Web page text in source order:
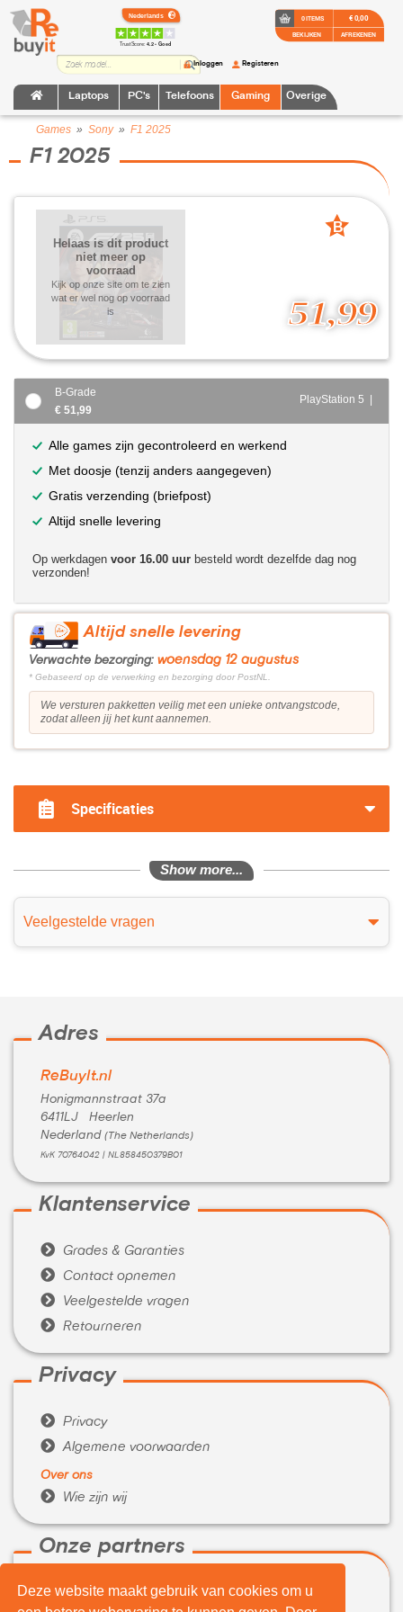
Deze website maakt gebruik van cookies om u
TrustScore:4.2 • Goed
Laptops PC's Telefoons Gaming Overige
Inloggen Registeren
0 ITEMS
BEKIJKEN
€ 0,00
AFREKENEN
Games » Sony» F1 2025
F1 2025
51,99
Helaas is dit product
niet meer op
voorraad
Kijk op onze site om te zien
wat er wel nog op voorraad
is
B
B-Grade
€ 51,99
PlayStation 5 |
Alle games zijn gecontroleerd en werkend
Met doosje (tenzij anders aangegeven)
Gratis verzending (briefpost)
Altijd snelle levering
Op werkdagen voor 16.00 uur besteld wordt dezelfde dag nog
verzonden!
Altijd snelle levering
Verwachte bezorging: woensdag 12 augustus
* Gebaseerd op de verwerking en bezorging door PostNL.
We versturen pakketten veilig met een unieke ontvangstcode,
zodat alleen jij het kunt aannemen.
Specificaties
Show more...
Veelgestelde vragen
Adres
ReBuyIt.nl
Honigmannstraat 37a
6411LJ Heerlen
Nederland (The Netherlands)
KvK 70764042 | NL858450379B01
Klantenservice
 Grades & Garanties
 Contact opnemen
 Veelgestelde vragen
 Retourneren
Privacy
 Privacy
 Algemene voorwaarden
Over ons
 Wie zijn wij
Onze partners
 WeBuyIt.nl